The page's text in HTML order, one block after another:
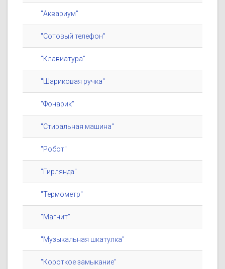
"Аквариум"
"Сотовый телефон"
"Клавиатура"
"Шариковая ручка"
"Фонарик"
"Стиральная машина"
"Робот"
"Гирлянда"
"Термометр"
"Магнит"
"Музыкальная шкатулка"
"Короткое замыкание"